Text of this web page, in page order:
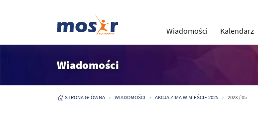
Wiadomości Kalendarz
Wiadomości
STRONA GŁÓWNA WIADOMOŚCI AKCJA ZIMA W MIEŚCIE 2025 2023 / 05